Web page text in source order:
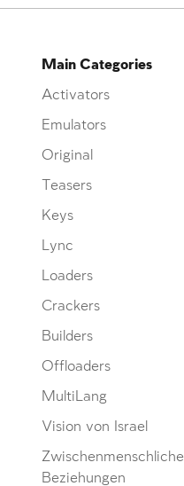
Main Categories
Activators
Emulators
Original
Teasers
Keys
Lync
Loaders
Crackers
Builders
Offloaders
MultiLang
Vision von Israel
Zwischenmenschliche
Beziehungen